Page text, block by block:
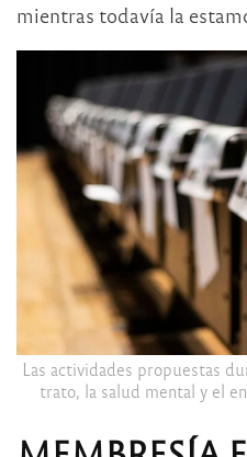
mientras todavía la
Las actividades propuestas
trato, la salud mental y el